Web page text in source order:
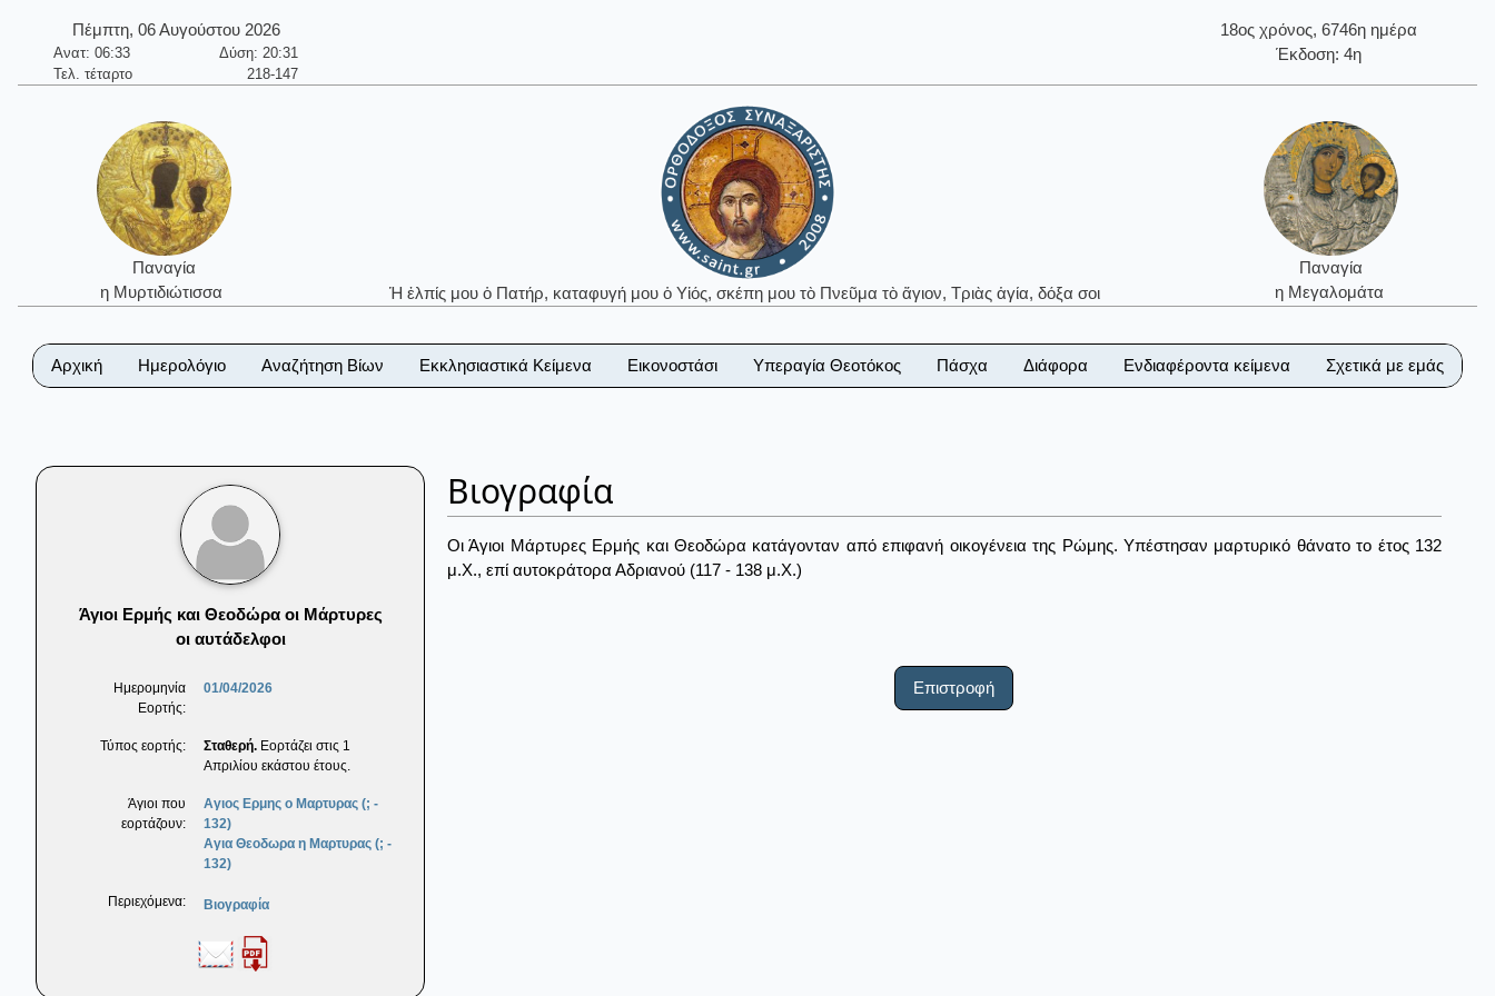
Πέμπτη, 06 Αυγούστου 2026
Ανατ: 06:33
Δύση: 20:31
Τελ. τέταρτο
218-147
18ος χρόνος, 6746η ημέρα
Έκδοση: 4η
Παναγία
η Μυρτιδιώτισσα
Ἡ ἐλπίς μου ὁ Πατήρ, καταφυγή μου ὁ Υἱός, σκέπη μου τὸ Πνεῦμα τὸ ἅγιον, Τριὰς ἁγία, δόξα σοι
Παναγία
η Μεγαλομάτα
Αρχική Ημερολόγιο Αναζήτηση Βίων Εκκλησιαστικά Κείμενα Εικονοστάσι Υπεραγία Θεοτόκος Πάσχα Διάφορα Ενδιαφέροντα κείμενα Σχετικά με εμάς
Άγιοι Ερμής και Θεοδώρα οι Μάρτυρες
οι αυτάδελφοι
Ημερομηνία
Εορτής:
01/04/2026
Τύπος εορτής: Σταθερή. Εορτάζει στις 1
Απριλίου εκάστου έτους.
Άγιοι που
εορτάζουν:
Αγιος Ερμης ο Μαρτυρας (; -
132)
Αγια Θεοδωρα η Μαρτυρας (; -
132)
Περιεχόμενα: Βιογραφία
Βιογραφία
Οι Άγιοι Μάρτυρες Ερμής και Θεοδώρα κατάγονταν από επιφανή οικογένεια της Ρώμης. Υπέστησαν μαρτυρικό θάνατο το έτος 132
μ.Χ., επί αυτοκράτορα Αδριανού (117 - 138 μ.Χ.)
Επιστροφή